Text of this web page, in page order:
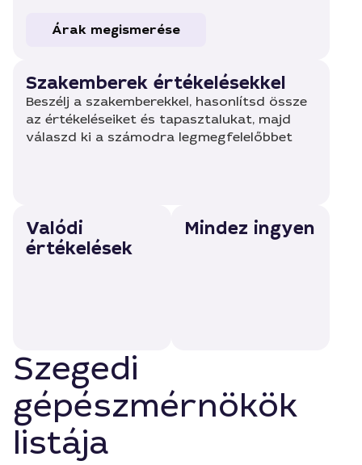
Árak megismerése
Szakemberek értékelésekkel
Beszélj a szakemberekkel, hasonlítsd össze
az értékeléseiket és tapasztalukat, majd
válaszd ki a számodra legmegfelelőbbet
Valódi
értékelések
Mindez ingyen
Szegedi
gépészmérnökök
listája